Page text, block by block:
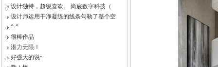
设计独特，超级喜欢。 尚宸数字科技（
设计师运用干净凝练的线条勾勒了整个空
^-^
很棒作品
潜力无限！
好强大的说~